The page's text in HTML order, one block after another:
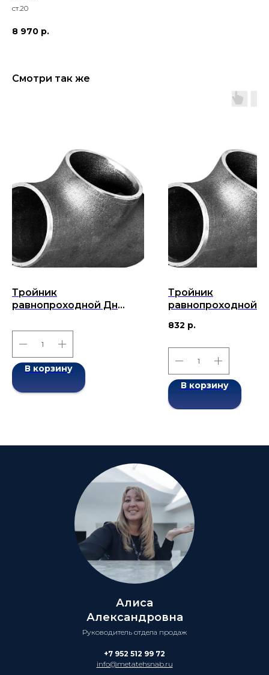
ст.20
8 970 р.
Смотри так же
Тройник
равнопроходной Дн
бесшовный ГОСТ 17376-
2001
В корзину
Тройник
равнопроходной
бесшовный ГОСТ
832 р.
В корзину
Алиса
Александровна
Руководитель отдела продаж
+7 952 512 99 72
info@metatehsnab.ru